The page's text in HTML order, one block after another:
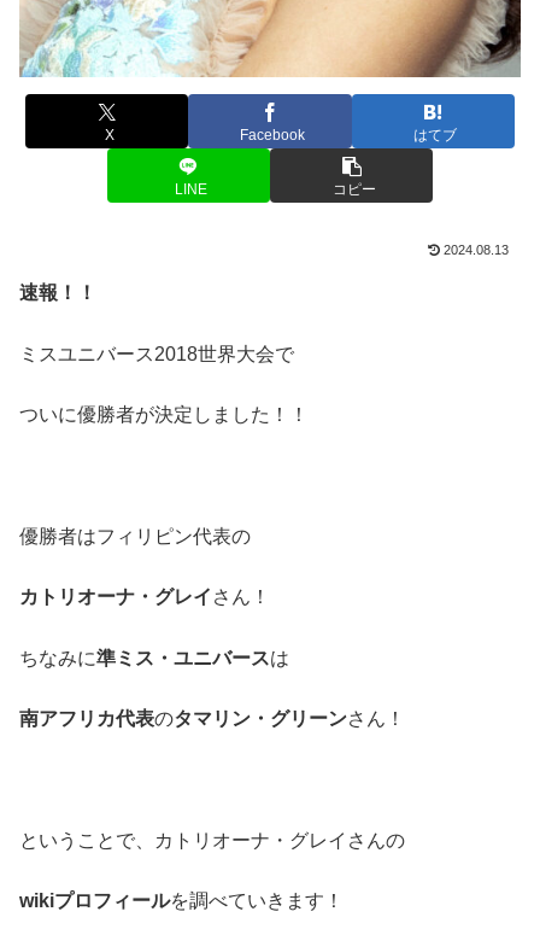
X Facebook はてブ
LINE コピー
2024.08.13
速報！！
ミスユニバース2018世界大会で
ついに優勝者が決定しました！！
優勝者はフィリピン代表の
カトリオーナ・グレイ さん！
ちなみに準ミス・ユニバースは
南アフリカ代表のタマリン・グリーンさん！
ということで、カトリオーナ・グレイさんの
wikiプロフィールを調べていきます！